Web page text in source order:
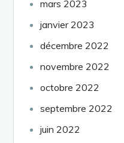
mars 2023
janvier 2023
décembre 2022
novembre 2022
octobre 2022
septembre 2022
juin 2022